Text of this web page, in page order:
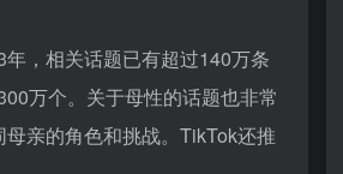
，相关话题已有超过140万条
万个。关于母性的话题也非常
亲的角色和挑战。TikTok还推